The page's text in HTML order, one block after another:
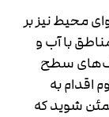
محیط نیز بر
با آب و
سطح
اقدام به
شوید که